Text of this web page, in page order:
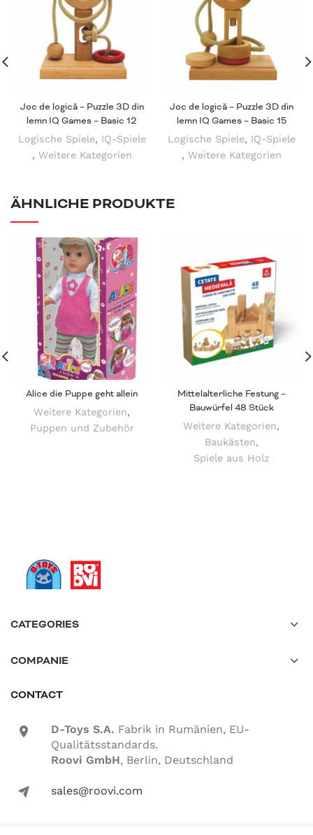
Joc de logică – Puzzle 3D din
lemn IQ Games – Basic 12
Logische Spiele, IQ-Spiele
, Weitere Kategorien
Joc de logică – Puzzle 3D din
lemn IQ Games – Basic 15
Logische Spiele, IQ-Spiele
, Weitere Kategorien
ÄHNLICHE PRODUKTE
Alice die Puppe geht allein
Weitere Kategorien,
Puppen und Zubehör
Mittelalterliche Festung –
Bauwürfel 48 Stück
Weitere Kategorien,
Baukästen,
Spiele aus Holz
CATEGORIES
COMPANIE
CONTACT
location-icon D-Toys S.A. Fabrik in Rumänien, EU-
Qualitätsstandards.
Roovi GmbH, Berlin, Deutschland
mail-icon sales@roovi.com